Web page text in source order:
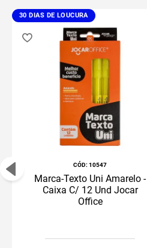
30 DIAS DE LOUCURA
:10547
Marca-Texto Uni Amarelo -
Caixa C/ 12 Und Jocar
Office